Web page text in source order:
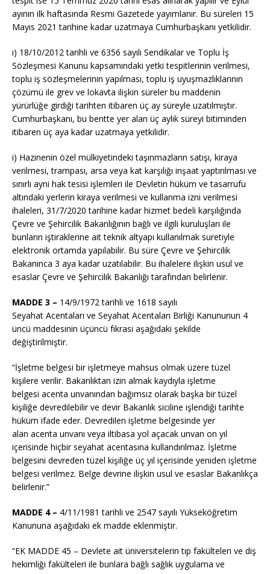
ayının ilk haftasında Resmi Gazetede yayımlanır. Bu süreleri 15
Mayıs 2021 tarihine kadar uzatmaya Cumhurbaşkanı yetkilidir.
ı) 18/10/2012tarihli ve 6356 sayılı Sendikalar ve Toplu İş
Sözleşmesi Kanunu kapsamındaki yetki tespitlerinin verilmesi,
toplu iş sözleşmelerinin yapılması, toplu iş uyuşmazlıklarının
çözümü ile grev ve lokavta ilişkin süreler bu maddenin
yürürlüğe girdiği tarihten itibaren üç ay süreyle uzatılmıştır.
Cumhurbaşkanı, bu bentte yer alan üç aylık süreyi bitiminden
itibaren üç aya kadar uzatmaya yetkilidir.
i) Hazinenin özel mülkiyetindeki taşınmazların satışı, kiraya
verilmesi, trampası, arsa veya kat karşılığı inşaat yaptırılması ve
sınırlı ayni hak tesisi işlemleri ile Devletin hüküm ve tasarrufu
altındaki yerlerin kiraya verilmesi ve kullanma izni verilmesi
ihaleleri, 31/7/2020 tarihine kadar hizmet bedeli karşılığında
Çevre ve Şehircilik Bakanlığının bağlı ve ilgili kuruluşları ile
bunların iştiraklerine ait teknik altyapı kullanılmak suretiyle
elektronik ortamda yapılabilir. Bu süre Çevre ve Şehircilik
Bakanınca 3 aya kadar uzatılabilir. Bu ihalelere ilişkin usul ve
esaslar Çevre ve Şehircilik Bakanlığı tarafından belirlenir.
MADDE 3 – 14/9/1972tarihli ve 1618 sayılı
Seyahat Acentaları ve Seyahat Acentaları Birliği Kanununun 4
üncü maddesinin üçüncü fıkrası aşağıdaki şekilde
değiştirilmiştir.
“İşletme belgesi bir işletmeye mahsus olmak üzere tüzel
kişilere verilir. Bakanlıktan izin almak kaydıyla işletme
belgesi acenta unvanından bağımsız olarak başka bir tüzel
kişiliğe devredilebilir ve devir Bakanlık siciline işlendiği tarihte
hüküm ifade eder. Devredilen işletme belgesinde yer
alan acenta unvanı veya iltibasa yol açacak unvan on yıl
içerisinde hiçbir seyahat acentasına kullandırılmaz. İşletme
belgesini devreden tüzel kişiliğe üç yıl içerisinde yeniden işletme
belgesi verilmez. Belge devrine ilişkin usul ve esaslar Bakanlıkça
belirlenir.”
MADDE 4 – 4/11/1981 tarihli ve 2547 sayılı Yükseköğretim
Kanununa aşağıdaki ek madde eklenmiştir.
“EK MADDE 45 – Devlete ait üniversitelerin tıp fakülteleri ve diş
hekimliği fakülteleri ile bunlara bağlı sağlık uygulama ve